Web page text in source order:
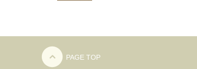
PAGE TOP